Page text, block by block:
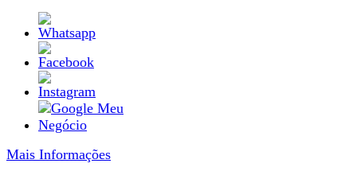
Mais Informações